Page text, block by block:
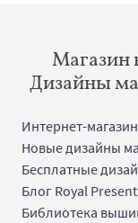
Магазин
Дизайны
Интернет-
Новые дизайны
Бесплатные
Блог Royal
Библиотека